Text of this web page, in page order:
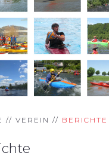
VEREIN BERICHTE